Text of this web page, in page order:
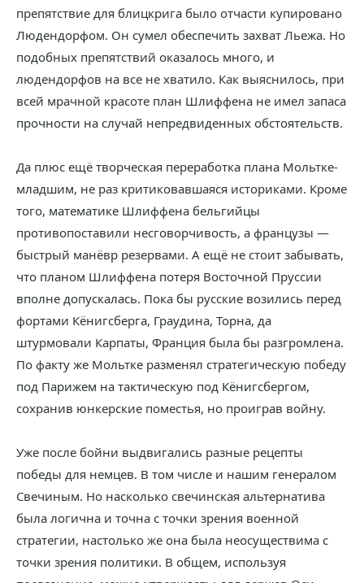
препятствие для блицкрига было отчасти купировано
Людендорфом. Он сумел обеспечить захват Льежа. Но
подобных препятствий оказалось много, и
людендорфов на все не хватило. Как выяснилось, при
всей мрачной красоте план Шлиффена не имел запаса
прочности на случай непредвиденных обстоятельств.
Да плюс ещё творческая переработка плана Мольтке-
младшим, не раз критиковавшаяся историками. Кроме
того, математике Шлиффена бельгийцы
противопоставили несговорчивость, а французы —
быстрый манёвр резервами. А ещё не стоит забывать,
что планом Шлиффена потеря Восточной Пруссии
вполне допускалась. Пока бы русские возились перед
фортами Кёнигсберга, Граудина, Торна, да
штурмовали Карпаты, Франция была бы разгромлена.
По факту же Мольтке разменял стратегическую победу
под Парижем на тактическую под Кёнигсбергом,
сохранив юнкерские поместья, но проиграв войну.
Уже после бойни выдвигались разные рецепты
победы для немцев. В том числе и нашим генералом
Свечиным. Но насколько свечинская альтернатива
была логична и точна с точки зрения военной
стратегии, настолько же она была неосуществима с
точки зрения политики. В общем, используя